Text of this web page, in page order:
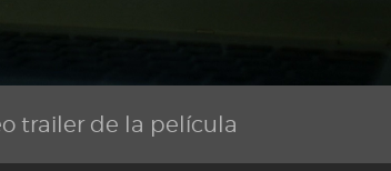
trailer de la película